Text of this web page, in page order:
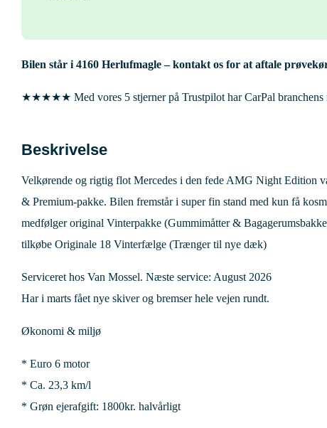
Bilen står i 4160 Herlufmagle– kontakt os for at aftale
★★★★★ Med vores 5 stjerner på Trustpilot har CarPal branchens
Beskrivelse
Velkørende og rigtig flot Mercedes i den fede AMG Night Edition
& Premium-pakke. Bilen fremstår i super fin stand med kun få
medfølger original Vinterpakke (Gummimåtter &
tilkøbe Originale 18 Vinterfælge (Trænger til nye dæk)
Serviceret hos Van Mossel. Næste service: August 2026
Har i marts fået nye skiver og bremser hele vejen rundt.
Økonomi & miljø
* Euro 6 motor
* Ca. 23,3 km/l
* Grøn ejerafgift: 1800kr. halvårligt